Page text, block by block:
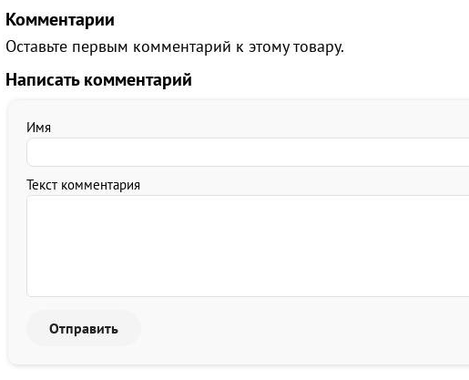
Комментарии
Оставьте первым комментарий к этому товару.
Написать комментарий
Имя
Текст комментария